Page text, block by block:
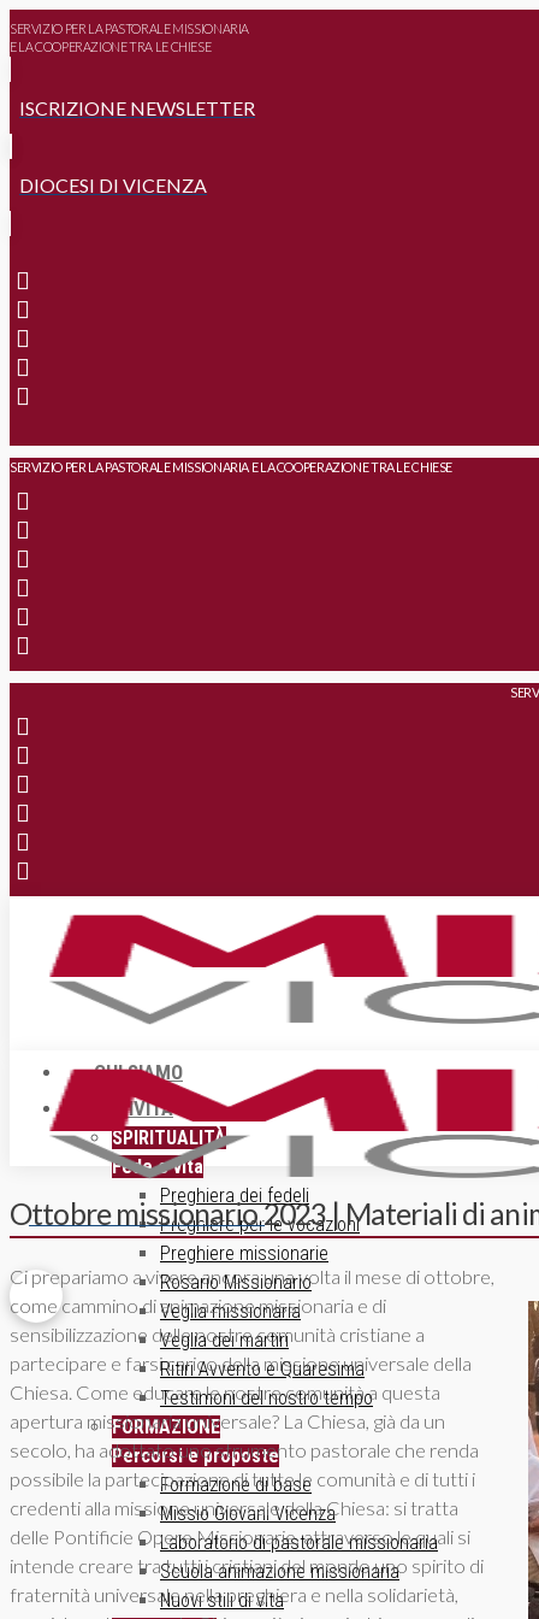
SERVIZIO PER LA PASTORALE MISSIONARIA
E LA COOPERAZIONE TRA LE CHIESE
ISCRIZIONE NEWSLETTER
DIOCESI DI VICENZA
SERVIZIO PER LA PASTORALE MISSIONARIA E LA COOPERAZIONE TRA LE CHIESE
CHI SIAMO
ATTIVITÀ
SPIRITUALITÀ
Fede e vita
Preghiera dei fedeli
Preghiere per le vocazioni
Preghiere missionarie
Rosario Missionario
Veglia missionaria
Veglia dei martiri
Ritiri Avvento e Quaresima
Testimoni del nostro tempo
FORMAZIONE
Percorsi e proposte
Formazione di base
Missio Giovani Vicenza
Laboratorio di pastorale missionaria
Scuola animazione missionaria
Nuovi stili di vita
ISCRIZIONE NEWSLETTER
Ottobre missionario 2023 | Materiali di
Ci prepariamo a vivere ancora una volta il mese di ottobre,
come cammino di animazione missionaria e di
sensibilizzazione delle nostre comunità cristiane a
partecipare e farsi carico della missione universale della
Chiesa. Come educare le nostre comunità a questa
apertura missionaria universale? La Chiesa, già da un
secolo, ha adottato uno strumento pastorale che renda
possibile la partecipazione di tutte le comunità e di tutti i
credenti alla missione universale della Chiesa: si tratta
delle Pontificie Opere Missionarie, attraverso le quali si
intende creare tra tutti i cristiani del mondo uno spirito di
fraternità universale nella preghiera e nella solidarietà,